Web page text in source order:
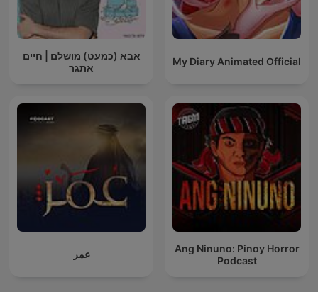
אבא (כמעט) מושלם | חיים
אתגר
My Diary Animated Official
عمر
Ang Ninuno: Pinoy Horror
Podcast